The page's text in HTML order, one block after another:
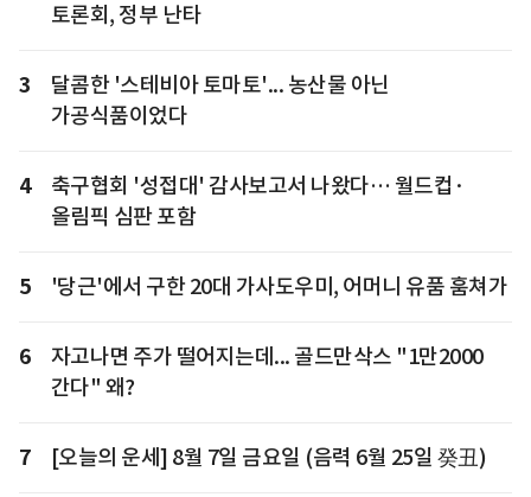
토론회, 정부 난타
3
달콤한 '스테비아 토마토'... 농산물 아닌
가공식품이었다
4
축구협회 '성접대' 감사보고서 나왔다… 월드컵·
올림픽 심판 포함
5 '당근'에서 구한 20대 가사도우미, 어머니 유품 훔쳐가
6
자고나면 주가 떨어지는데... 골드만삭스 "1만2000
간다" 왜?
7 [오늘의 운세] 8월 7일 금요일 (음력 6월 25일 癸丑)